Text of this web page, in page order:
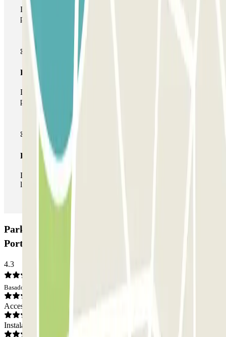
Durante tu estancia podrás entrar y salir una única vez al
parking
Pase multiparking
Durante tu estancia podrás hacer uso de toda la red de
parkings de este operador disponibles en Parclick.
Pase ilimitado
Durante tu estancia podrás entrar y salir del parking todas
las veces que quieras.
Parking Autorimessa Comunale Venezia AVM -
Porto di Venezia: Opiniones
4.3
Basado en 2932 opiniones
Acceso
Instalaciones